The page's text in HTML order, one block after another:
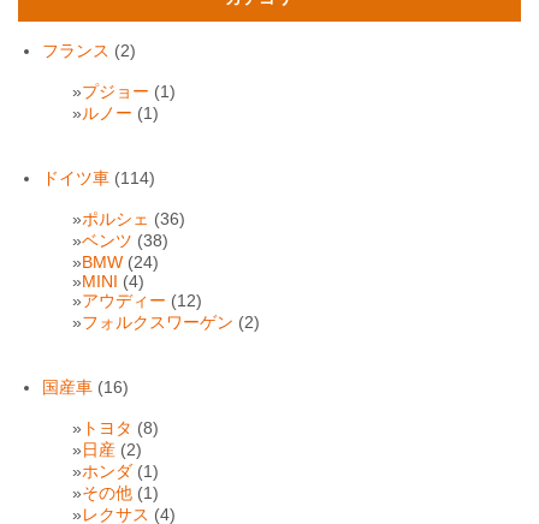
フランス (2)
プジョー (1)
ルノー (1)
ドイツ車 (114)
ポルシェ (36)
ベンツ (38)
BMW (24)
MINI (4)
アウディー (12)
フォルクスワーゲン (2)
国産車 (16)
トヨタ (8)
日産 (2)
ホンダ (1)
その他 (1)
レクサス (4)